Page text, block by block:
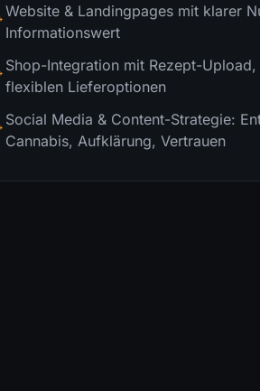
Website & Landingpages mit klarer
Informationswert
Shop-Integration mit Rezept-
flexiblen Lieferoptionen
Social Media & Content-Strategie:
Cannabis, Aufklärung, Vertrauen